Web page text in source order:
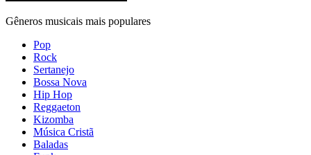
Gêneros musicais mais populares
Pop
Rock
Sertanejo
Bossa Nova
Hip Hop
Reggaeton
Kizomba
Música Cristã
Baladas